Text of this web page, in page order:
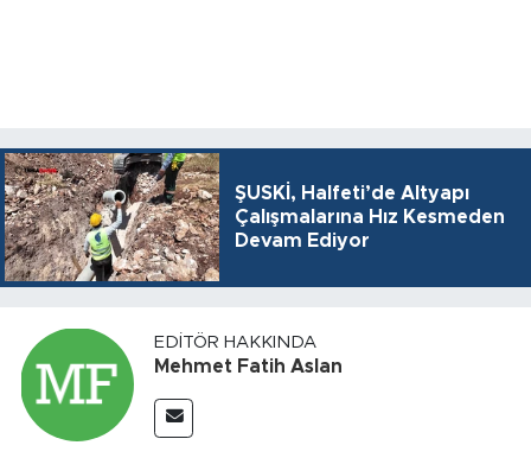
ŞUSKİ, Halfeti’de Altyapı
Çalışmalarına Hız Kesmeden
Devam Ediyor
EDITÖR HAKKINDA
Mehmet Fatih Aslan